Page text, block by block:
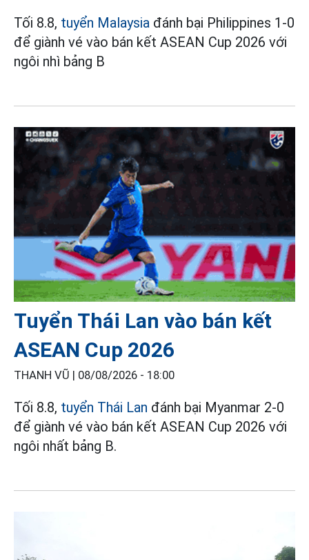
Tối 8.8, tuyển Malaysia đánh bại Philippines 1-0
để giành vé vào bán kết ASEAN Cup 2026 với
ngôi nhì bảng B
Tuyển Thái Lan vào bán kết
ASEAN Cup 2026
THANH VŨ | 08/08/2026 - 18:00
Tối 8.8, tuyển Thái Lan đánh bại Myanmar 2-0
để giành vé vào bán kết ASEAN Cup 2026 với
ngôi nhất bảng B.